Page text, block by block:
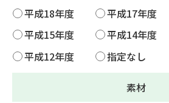
平成18年度
平成17年度
平成15年度
平成14年度
平成12年度
指定なし
素材